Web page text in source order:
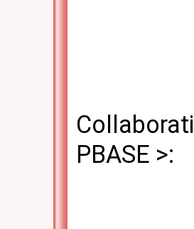
PBASE >: